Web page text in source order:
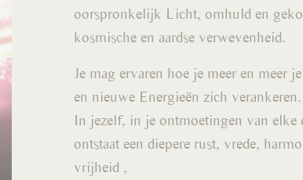
oorspronkelijk Licht, omhuld en
kosmische en aardse verwevenheid.
Je mag ervaren hoe je meer en meer
en nieuwe Energieën zich verankeren.
In jezelf, in je ontmoetingen van elke
ontstaat een diepere rust, vrede,
vrijheid ,